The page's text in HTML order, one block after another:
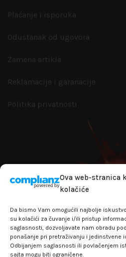
Ova web-stranica
kolačiće
Da bismo Vam omogućili najbolje
su kolačići za čuvanje i/ili pristup
saglasnosti, dozvoljavate nam obradu
ponašanje pri pretraživanju i jedinstvene
Odbijanjem saglasnosti ili povlačenjem
sajta mogu biti ograničene.
Plaćanje i isporuka
Odustanak od ugovora
Zamena artikla
Reklamacije i garanacije
Politika privatnosti